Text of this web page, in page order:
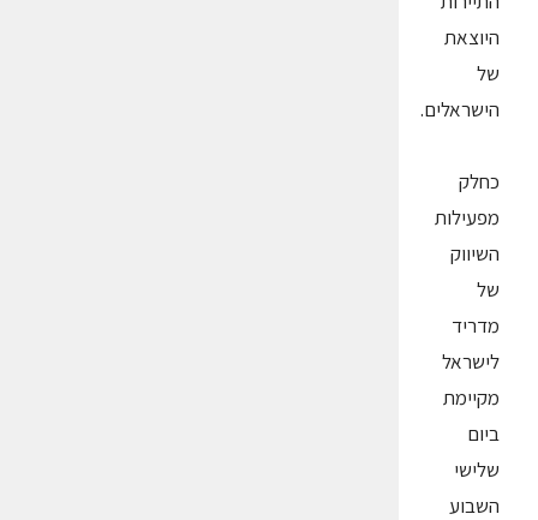
היוצאת
של
הישראלים.
כחלק
מפעילות
השיווק
של
מדריד
לישראל
מקיימת
ביום
שלישי
השבוע